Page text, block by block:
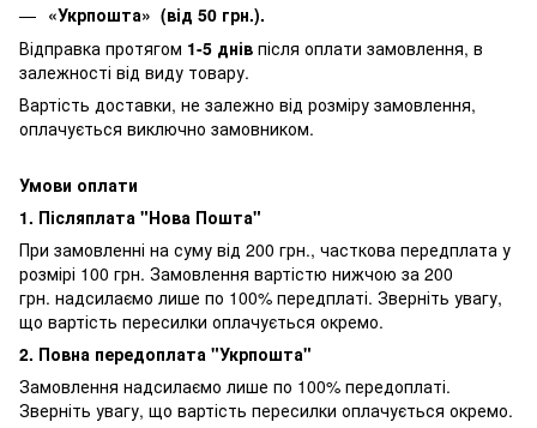
«Укрпошта» (від 50 грн.).
Відправка протягом 1-5 днів після оплати замовлення, в
залежності від виду товару.
Вартість доставки, не залежно від розміру замовлення,
оплачується виключно замовником.
Умови оплати
1. Післяплата "Нова Пошта"
При замовленні на суму від 200 грн., часткова передплата у
розмірі 100 грн. Замовлення вартістю нижчою за 200
грн. надсилаємо лише по 100% передплаті. Зверніть увагу,
що вартість пересилки оплачується окремо.
2. Повна передоплата "Укрпошта"
Замовлення надсилаємо лише по 100% передоплаті.
Зверніть увагу, що вартість пересилки оплачується окремо.